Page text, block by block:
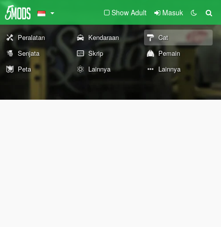
Show Adult Masuk
Peralatan Kendaraan
Cat
Senjata
Skrip
Pemain
Peta
Lainnya Lainnya